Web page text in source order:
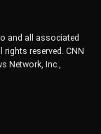
and all associated
reserved. CNN
Network, Inc.,